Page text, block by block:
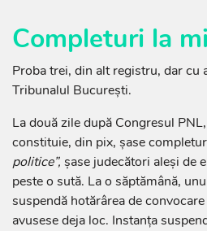
Completuri la
Proba trei, din alt registru, dar cu
Tribunalul București.
La două zile după Congresul
constituie, din pix, șase
politice”, șase judecători aleși de
peste o sută. La o săptămână,
suspendă hotărârea de
avusese deja loc. Instanța